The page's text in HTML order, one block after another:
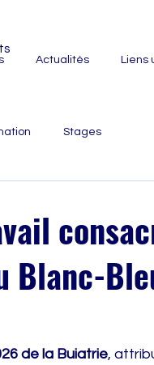
Actualités Liens
Stages
Blanc-
de la Buiatrie,